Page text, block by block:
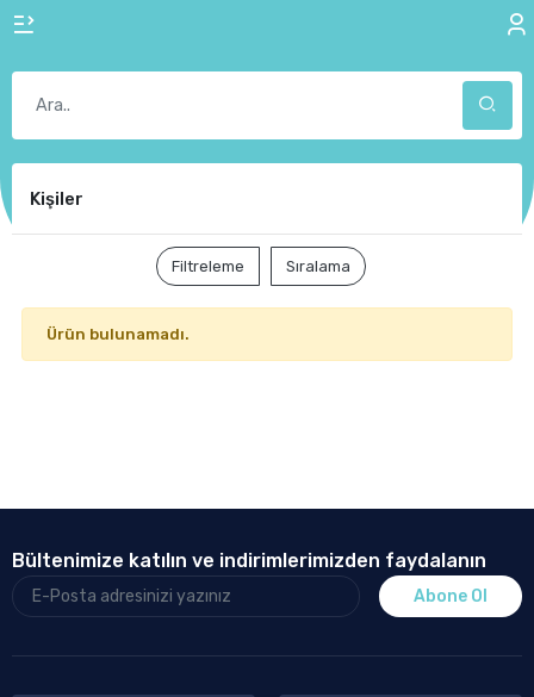
Kişiler
Filtreleme Sıralama
Ürün bulunamadı.
Bültenimize katılın ve indirimlerimizden faydalanın
Abone Ol